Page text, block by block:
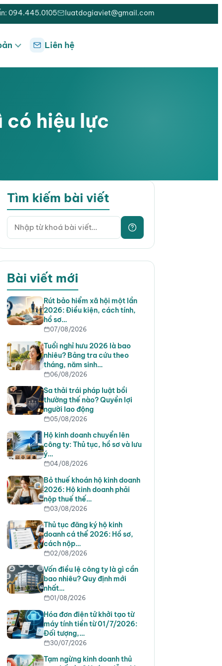
094.445.0105 luatdogiaviet@gmail.com
Liên hệ
có hiệu lực
Tìm kiếm bài viết
Bài viết mới
Rút bảo hiểm xã hội một lần
2026: Điều kiện, cách tính,
hồ sơ…
07/08/2026
Tuổi nghỉ hưu 2026 là bao
nhiêu? Bảng tra cứu theo
tháng, năm sinh…
06/08/2026
Sa thải trái pháp luật bồi
thường thế nào? Quyền lợi
người lao động
05/08/2026
Hộ kinh doanh chuyển lên
công ty: Thủ tục, hồ sơ và lưu
ý…
04/08/2026
Bỏ thuế khoán hộ kinh doanh
2026: Hộ kinh doanh phải
nộp thuế thế…
03/08/2026
Thủ tục đăng ký hộ kinh
doanh cá thể 2026: Hồ sơ,
cách nộp…
02/08/2026
Vốn điều lệ công ty là gì cần
bao nhiêu? Quy định mới
nhất…
01/08/2026
Hóa đơn điện tử khởi tạo từ
máy tính tiền từ 01/7/2026:
Đối tượng,…
30/07/2026
Tạm ngừng kinh doanh thủ